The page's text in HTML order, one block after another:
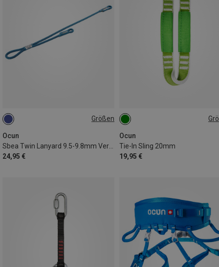
Größen
Ocun
24,95 €
40/75CM
Ocun
Tie-In Sling 20mm
19,95 €
41CM